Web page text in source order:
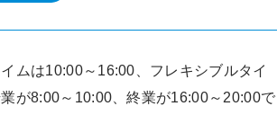
ムは10:00～16:00、フレキシブルタイ
業が8:00～10:00、終業が16:00～20:00で